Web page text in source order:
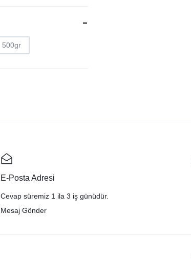
500gr
E-Posta Adresi
Cevap süremiz 1 ila 3 iş günüdür.
Mesaj Gönder